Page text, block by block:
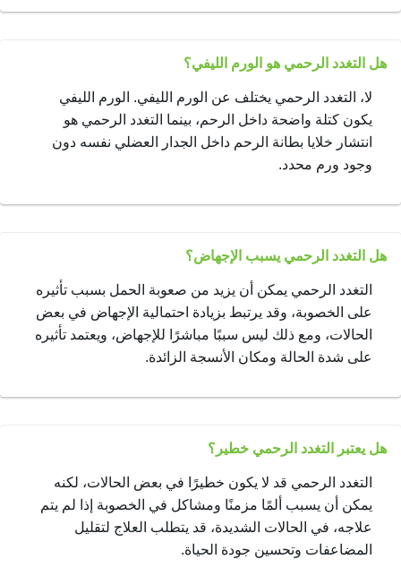
هل التغدد الرحمي هو الورم الليفي؟
لا، التغدد الرحمي يختلف عن الورم الليفي. الورم الليفي
يكون كتلة واضحة داخل الرحم، بينما التغدد الرحمي هو
انتشار خلايا بطانة الرحم داخل الجدار العضلي نفسه دون
وجود ورم محدد.
هل التغدد الرحمي يسبب الإجهاض؟
التغدد الرحمي يمكن أن يزيد من صعوبة الحمل بسبب تأثيره
على الخصوبة، وقد يرتبط بزيادة احتمالية الإجهاض في بعض
الحالات، ومع ذلك ليس سببًا مباشرًا للإجهاض، ويعتمد تأثيره
على شدة الحالة ومكان الأنسجة الزائدة.
هل يعتبر التغدد الرحمي خطير؟
التغدد الرحمي قد لا يكون خطيرًا في بعض الحالات، لكنه
يمكن أن يسبب ألمًا مزمنًا ومشاكل في الخصوبة إذا لم يتم
علاجه، في الحالات الشديدة، قد يتطلب العلاج لتقليل
المضاعفات وتحسين جودة الحياة.